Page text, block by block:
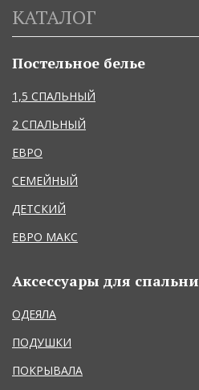
КАТАЛОГ
Постельное белье
1,5 СПАЛЬНЫЙ
2 СПАЛЬНЫЙ
ЕВРО
СЕМЕЙНЫЙ
ДЕТСКИЙ
ЕВРО МАКС
Аксессуары для спальни
ОДЕЯЛА
ПОДУШКИ
ПОКРЫВАЛА